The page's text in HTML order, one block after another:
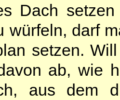
Dach
würfeln, darf
setzen.
ab, wie
aus dem